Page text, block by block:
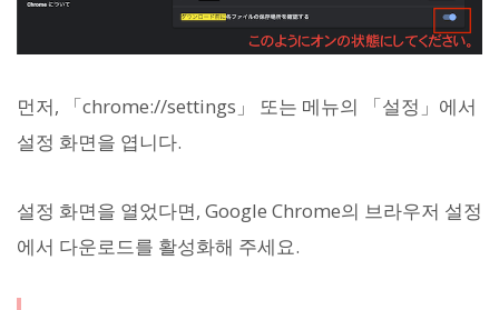
먼저, 「chrome://settings」 또는 메뉴의 「설정」에서
설정 화면을 엽니다.
설정 화면을 열었다면, Google Chrome의 브라우저 설정
에서 다운로드를 활성화해 주세요.